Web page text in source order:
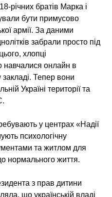
річних братів Марка і
бути примусово
армії. За даними
забрали просто під
хлопці
навчалися онлайн в
Тепер вони
Україні території та
у центрах «Надії
психологічну
та житлом для
нормального життя.
з прав дитини
що українській владі